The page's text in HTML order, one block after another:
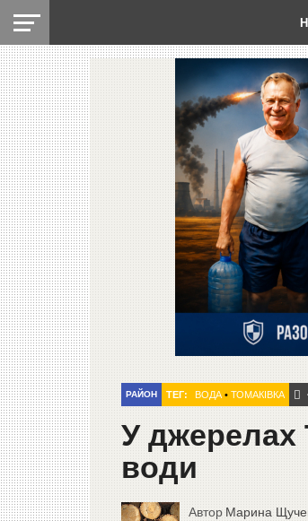
РАЙОН ТЕГ: ВОДА• ТОМАКІВКА
У джерелах
води
Автор Марина